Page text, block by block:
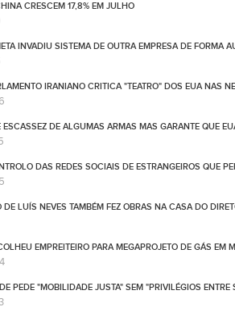
CRESCEM 17,8% EM JULHO
INVADIU SISTEMA DE OUTRA EMPRESA DE FORMA
IRANIANO CRITICA "TEATRO" DOS EUA NAS
ESCASSEZ DE ALGUMAS ARMAS MAS GARANTE QUE
DAS REDES SOCIAIS DE ESTRANGEIROS QUE
DE LUÍS NEVES TAMBÉM FEZ OBRAS NA CASA DO
EMPREITEIRO PARA MEGAPROJETO DE GÁS EM
PEDE "MOBILIDADE JUSTA" SEM "PRIVILÉGIOS ENTRE